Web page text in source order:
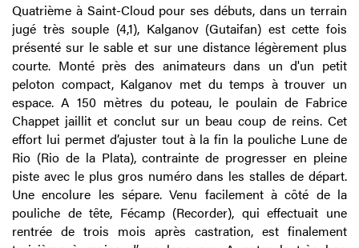
Quatrième à Saint-Cloud pour ses débuts, dans un terrain
jugé très souple (4,1), Kalganov (Gutaifan) est cette fois
présenté sur le sable et sur une distance légèrement plus
courte. Monté près des animateurs dans un d'un petit
peloton compact, Kalganov met du temps à trouver un
espace. A 150 mètres du poteau, le poulain de Fabrice
Chappet jaillit et conclut sur un beau coup de reins. Cet
effort lui permet d’ajuster tout à la fin la pouliche Lune de
Rio (Rio de la Plata), contrainte de progresser en pleine
piste avec le plus gros numéro dans les stalles de départ.
Une encolure les sépare. Venu facilement à côté de la
pouliche de tête, Fécamp (Recorder), qui effectuait une
rentrée de trois mois après castration, est finalement